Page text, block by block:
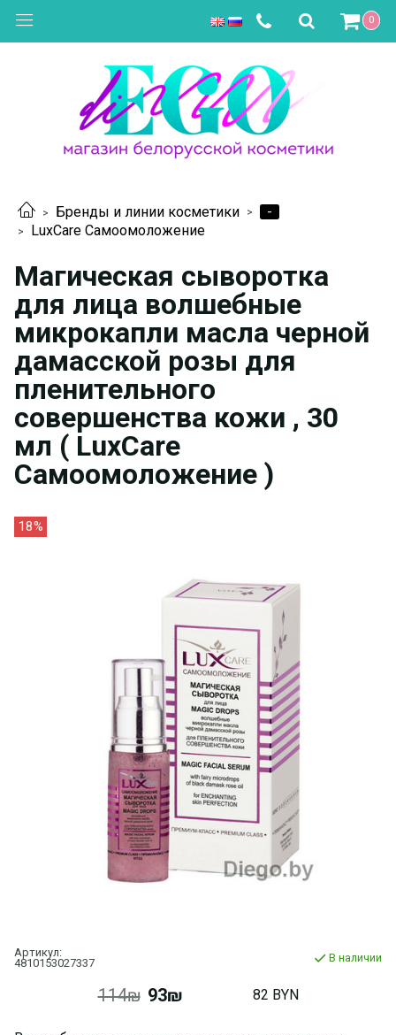
0
Бренды и линии косметики
-
LuxCare Самоомоложение
Магическая сыворотка
для лица волшебные
микрокапли масла черной
дамасской розы для
пленительного
совершенства кожи , 30
мл ( LuxCare
Самоомоложение )
18%
Артикул:
4810153027337
В наличии
114₪ 93₪ 82 BYN